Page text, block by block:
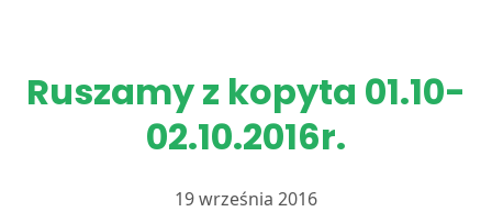
Ruszamy z kopyta 01.10-
02.10.2016r.
19 września 2016